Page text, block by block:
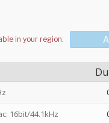
16bit/44.1kHz